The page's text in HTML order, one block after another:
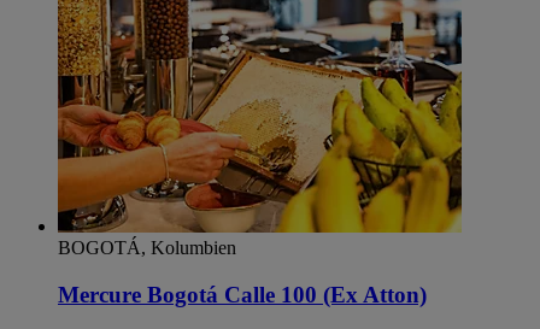
BOGOTÁ, Kolumbien
Mercure Bogotá Calle 100 (Ex Atton)